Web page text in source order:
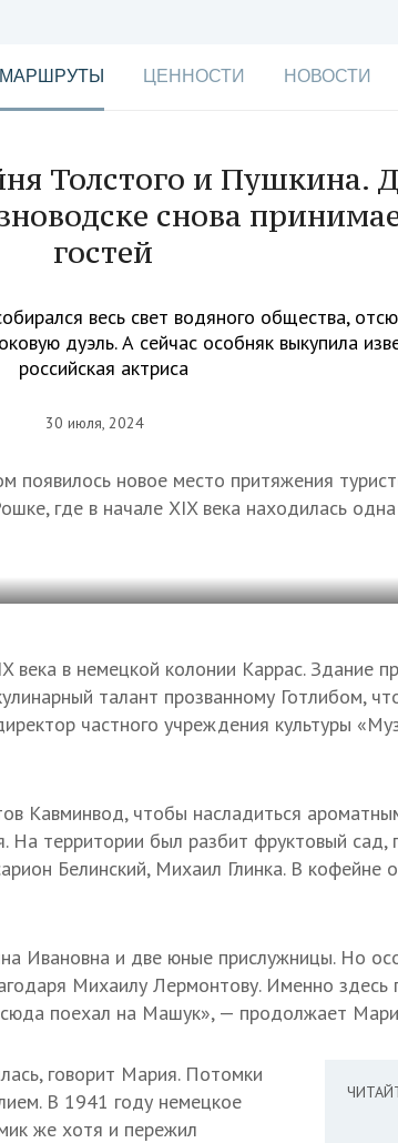
МАРШРУТЫ ЦЕННОСТИ НОВОСТИ
Толстого и Пушкина.
снова
гостей
весь свет водяного общества,
дуэль. А сейчас особняк выкупила
российская актриса
30 июля, 2024
появилось новое место притяжения
где в начале XIX века находилась
века в немецкой колонии Каррас. Здание
талант прозванному Готлибом,
частного учреждения культуры
Кавминвод, чтобы насладиться
На территории был разбит фруктовый сад,
Белинский, Михаил Глинка. В кофейне
Ивановна и две юные прислужницы. Но
Михаилу Лермонтову. Именно здесь
поехал на Машук», — продолжает
говорит Мария. Потомки
В 1941 году немецкое
же хотя и пережил